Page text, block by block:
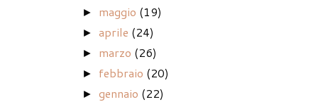
► maggio (19)
►aprile (24)
► marzo (26)
► febbraio (20)
►gennaio (22)